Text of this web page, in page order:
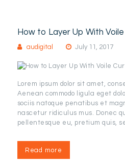
How to Layer Up With
audigital July 11, 2017
Lorem ipsum dolor sit amet,
Aenean commodo ligula eget
sociis natoque penatibus et
nascetur ridiculus mus. Donec
pellentesque eu, pretium quis,
Read more